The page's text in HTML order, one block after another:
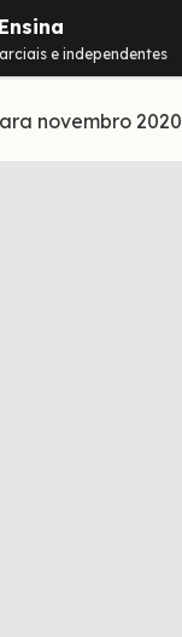
e independentes
novembro 2020